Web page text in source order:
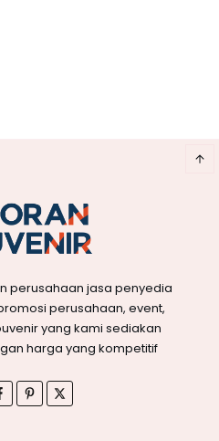
perusahaan jasa penyedia
perusahaan, event,
yang kami sediakan
harga yang kompetitif